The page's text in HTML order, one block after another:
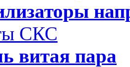
СКС
витая пара